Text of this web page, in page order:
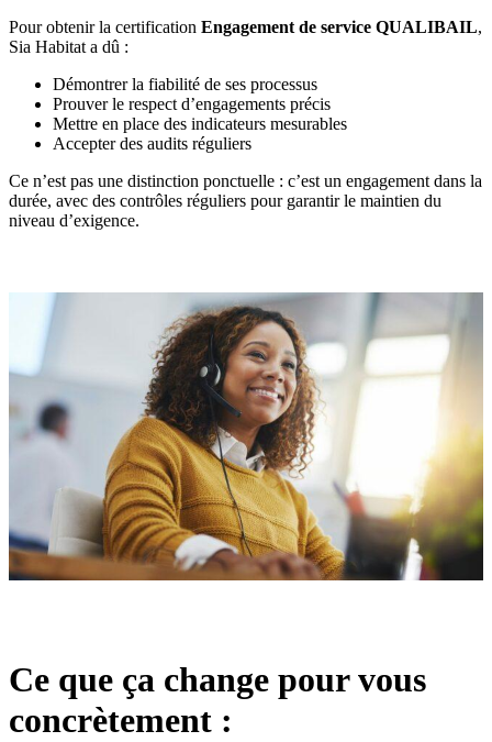
Pour obtenir la certification Engagement de service QUALIBAIL,
Sia Habitat a dû :
Démontrer la fiabilité de ses processus
Prouver le respect d’engagements précis
Mettre en place des indicateurs mesurables
Accepter des audits réguliers
Ce n’est pas une distinction ponctuelle : c’est un engagement dans la
durée, avec des contrôles réguliers pour garantir le maintien du
niveau d’exigence.
Ce que ça change pour vous
concrètement :